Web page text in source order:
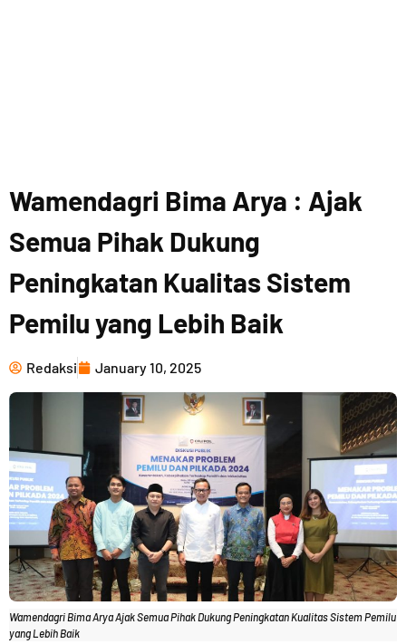
Wamendagri Bima Arya : Ajak
Semua Pihak Dukung
Peningkatan Kualitas Sistem
Pemilu yang Lebih Baik
Redaksi January 10, 2025
Wamendagri Bima Arya Ajak Semua Pihak Dukung Peningkatan Kualitas Sistem Pemilu
yang Lebih Baik